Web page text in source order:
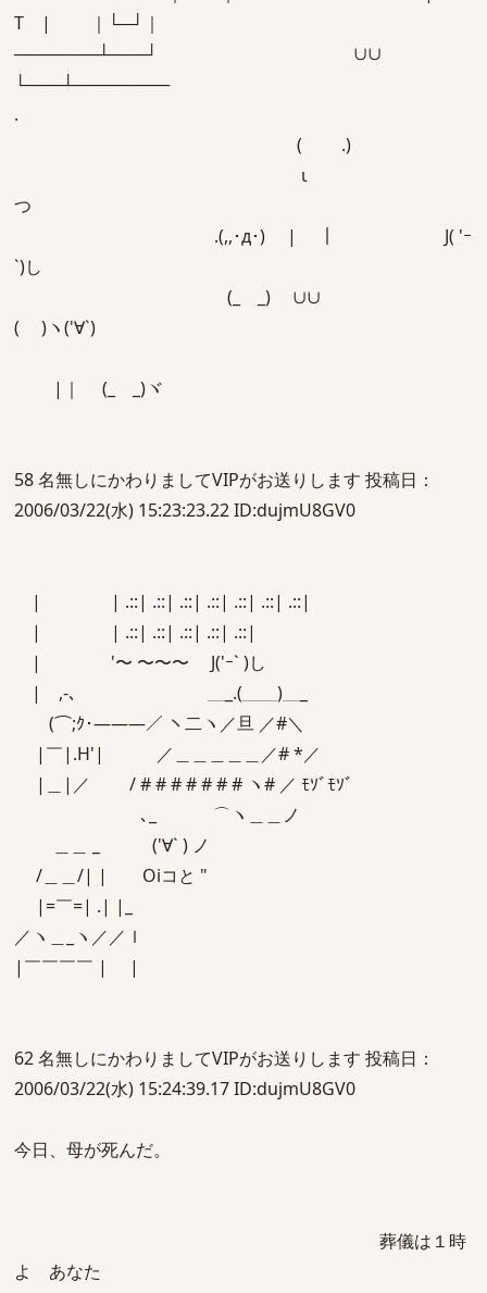
T | ｜└─┘｜
───────┴───┘ ∪∪
└───┴────────
.
( .)
ι
つ
.(,,･д･) | ｜ J( 'ｰ
`)し
(_ _) ∪∪
( )ヽ('∀`)
|｜ (_ _)ヾ
58 名無しにかわりましてVIPがお送りします 投稿日：
2006/03/22(水) 15:23:23.22 ID:dujmU8GV0
| | .::| .::| .::| .::| .::| .::| .::|
| | .::| .::| .::| .::| .::|
| '〜 〜〜〜 J('ｰ` )し
| ,-､ ＿_.(＿＿)＿_
(⌒;ｸ･―――／ ヽ二ヽ／旦 ／#＼
|￣|.H'| ／＿＿＿＿＿／# *／
|＿|／ / # # # # # # # ヽ# ／ ﾓｿﾞﾓｿﾞ
､_ ⌒ヽ＿＿ノ
＿＿ _ ('∀` ) ノ
/＿＿/| | Oiコと "
|=￣=| .| |_
／ヽ＿_ヽ／／ｌ
|￣￣￣￣ | |
62 名無しにかわりましてVIPがお送りします 投稿日：
2006/03/22(水) 15:24:39.17 ID:dujmU8GV0
今日、母が死んだ。
葬儀は１時
よ あなた